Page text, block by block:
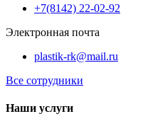
+7(8142) 22-02-92
Электронная почта
plastik-rk@mail.ru
Все сотрудники
Наши услуги